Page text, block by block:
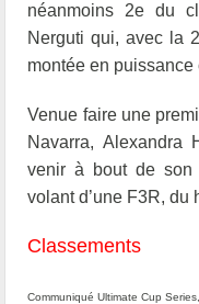
néanmoins 2e du
Nerguti qui, avec la
montée en
Venue faire une
Navarra, Alexandra
venir à bout de son
volant d’une F3R, du
Classements
Communiqué Ultimate Cup